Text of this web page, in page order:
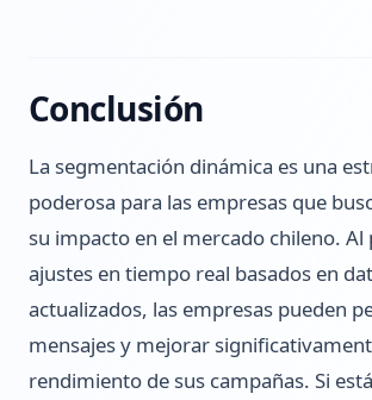
Conclusión
La segmentación dinámica es una
poderosa para las empresas que
su impacto en el mercado chileno.
ajustes en tiempo real basados en
actualizados, las empresas pueden
mensajes y mejorar
rendimiento de sus campañas. Si